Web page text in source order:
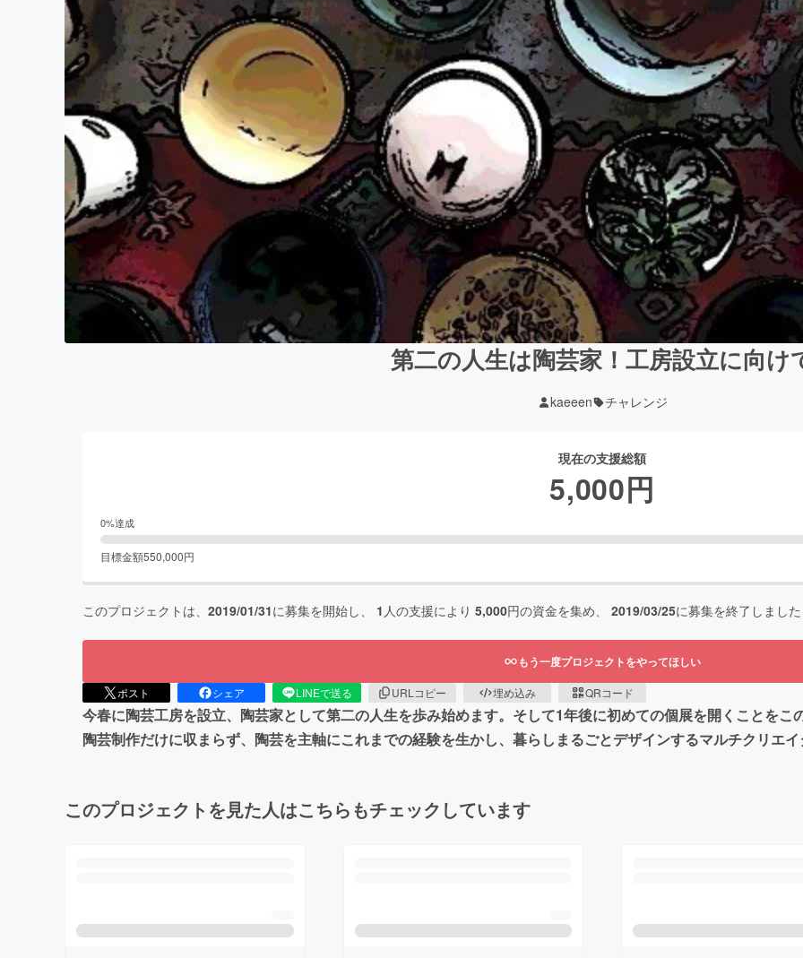
第二の人生は陶芸家！工房設立に向け
kaeeen チャレンジ
現在の支援総額
5,000円
0%達成
目標金額550,000円
このプロジェクトは、 2019/01/31に募集を開始し、 1 人の支援により 5,000円の資金を集め、 2019/03/25に募集を終了しました
もう一度プロジェクトをやってほしい
ポスト シェア LINEで送る URLコピー 埋め込み QRコード
今春に陶芸工房を設立、陶芸家として第二の人生を歩み始めます。そして1年後に初めての個展を開くことを
陶芸制作だけに収まらず、陶芸を主軸にこれまでの経験を生かし、暮らしまるごとデザインするマルチクリエ
このプロジェクトを見た人はこちらもチェックしています